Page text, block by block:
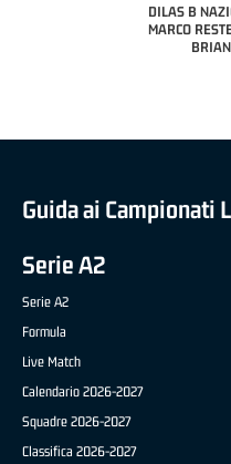
DILAS B
MARCO
Guida ai Campionati
Serie A2
Serie A2
Formula
Live Match
Calendario 2026-2027
Squadre 2026-2027
Classifica 2026-2027